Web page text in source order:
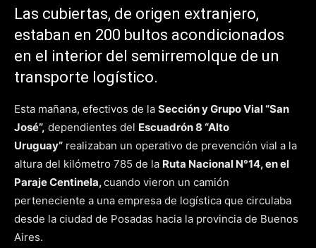
Las cubiertas, de origen extranjero,
estaban en 200 bultos acondicionados
en el interior del semirremolque de un
transporte logístico.
Esta mañana, efectivos de la Sección y Grupo Vial “San
José”, dependientes del Escuadrón 8 “Alto
Uruguay” realizaban un operativo de prevención vial a la
altura del kilómetro 785 de la Ruta Nacional N°14, en el
Paraje Centinela,cuando vieron un camión
perteneciente a una empresa de logística que circulaba
desde la ciudad de Posadas hacia la provincia de Buenos
Aires.